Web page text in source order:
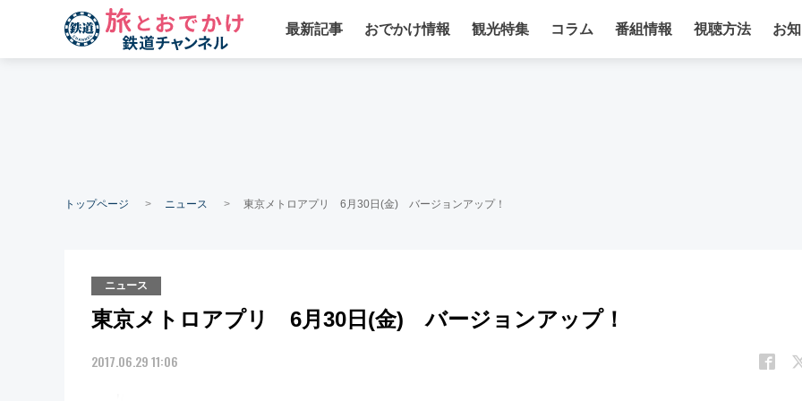
最新記事 おでかけ情報 観光特集 コラム 番組情報 視聴方法 お
トップページ ニュース 東京メトロアプリ 6月30日(金) バージョンアップ！
ニュース
東京メトロアプリ 6月30日(金) バージョンアップ！
2017.06.29 11:06